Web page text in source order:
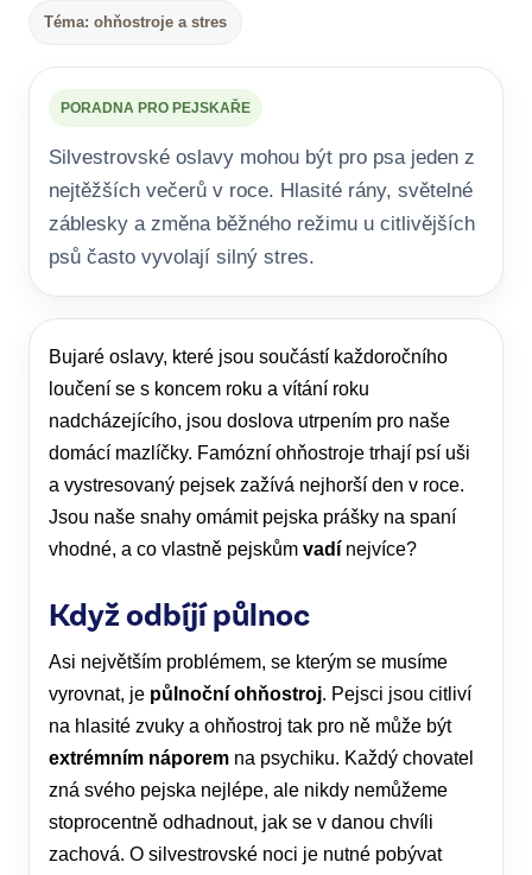
Téma: ohňostroje a stres
PORADNA PRO PEJSKAŘE
Silvestrovské oslavy mohou být pro psa jeden z
nejtěžších večerů v roce. Hlasité rány, světelné
záblesky a změna běžného režimu u citlivějších
psů často vyvolají silný stres.
Bujaré oslavy, které jsou součástí každoročního
loučení se s koncem roku a vítání roku
nadcházejícího, jsou doslova utrpením pro naše
domácí mazlíčky. Famózní ohňostroje trhají psí uši
a vystresovaný pejsek zažívá nejhorší den v roce.
Jsou naše snahy omámit pejska prášky na spaní
vhodné, a co vlastně pejskům vadí nejvíce?
Když odbíjí půlnoc
Asi největším problémem, se kterým se musíme
vyrovnat, je půlnoční ohňostroj. Pejsci jsou citliví
na hlasité zvuky a ohňostroj tak pro ně může být
extrémním náporem na psychiku. Každý chovatel
zná svého pejska nejlépe, ale nikdy nemůžeme
stoprocentně odhadnout, jak se v danou chvíli
zachová. O silvestrovské noci je nutné pobývat